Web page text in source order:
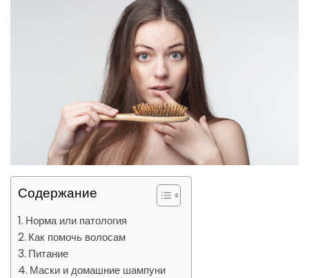
Содержание
Норма или патология
Как помочь волосам
Питание
Маски и домашние шампуни